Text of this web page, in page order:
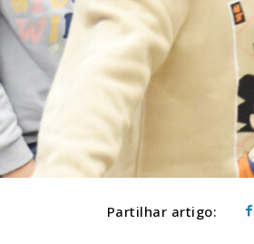
Partilhar artigo: